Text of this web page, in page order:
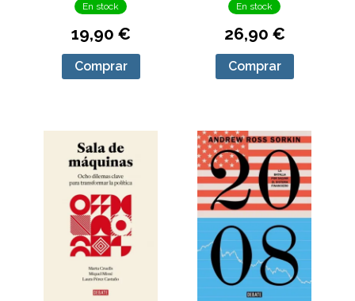
En stock
19,90 €
Comprar
En stock
26,90 €
Comprar